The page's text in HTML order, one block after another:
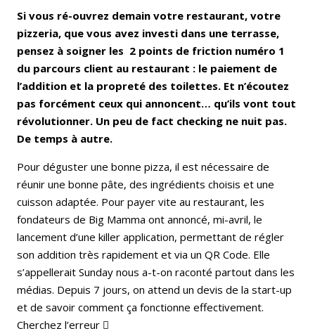
Si vous ré-ouvrez demain votre restaurant, votre
pizzeria, que vous avez investi dans une terrasse,
pensez à soigner les 2 points de friction numéro 1
du parcours client au restaurant : le paiement de
l’addition et la propreté des toilettes. Et n’écoutez
pas forcément ceux qui annoncent… qu’ils vont tout
révolutionner. Un peu de fact checking ne nuit pas.
De temps à autre.
Pour déguster une bonne pizza, il est nécessaire de
réunir une bonne pâte, des ingrédients choisis et une
cuisson adaptée. Pour payer vite au restaurant, les
fondateurs de Big Mamma ont annoncé, mi-avril, le
lancement d’une killer application, permettant de régler
son addition très rapidement et via un QR Code. Elle
s’appellerait Sunday nous a-t-on raconté partout dans les
médias. Depuis 7 jours, on attend un devis de la start-up
et de savoir comment ça fonctionne effectivement.
Cherchez l’erreur 